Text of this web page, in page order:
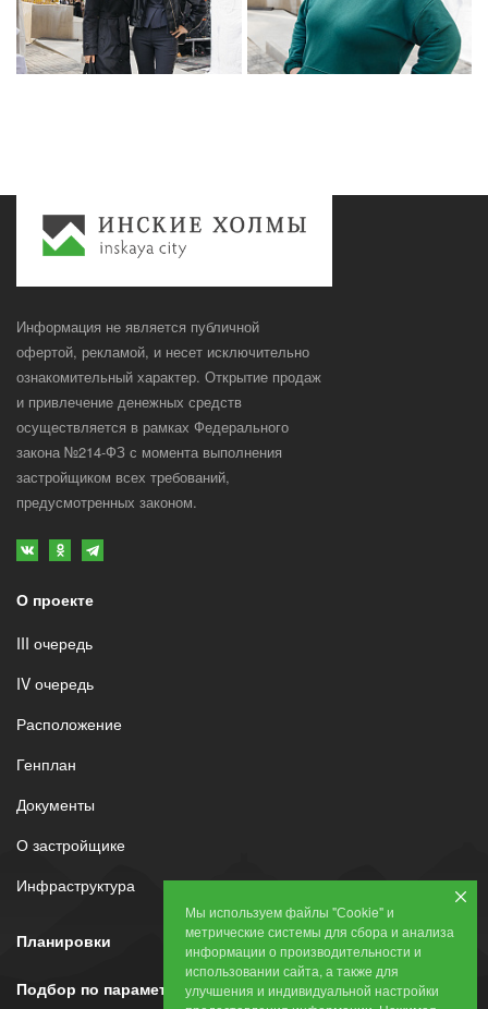
Информация не является публичной
офертой, рекламой, и несет исключительно
ознакомительный характер. Открытие продаж
и привлечение денежных средств
осуществляется в рамках Федерального
закона №214-ФЗ с момента выполнения
застройщиком всех требований,
предусмотренных законом.
О проекте
III очередь
IV очередь
Расположение
Генплан
Документы
О застройщике
Инфраструктура
Планировки
Подбор по параметрам
Мы используем файлы "Сookie" и
метрические системы для сбора и анализа
информации о производительности и
использовании сайта, а также для
улучшения и индивидуальной настройки